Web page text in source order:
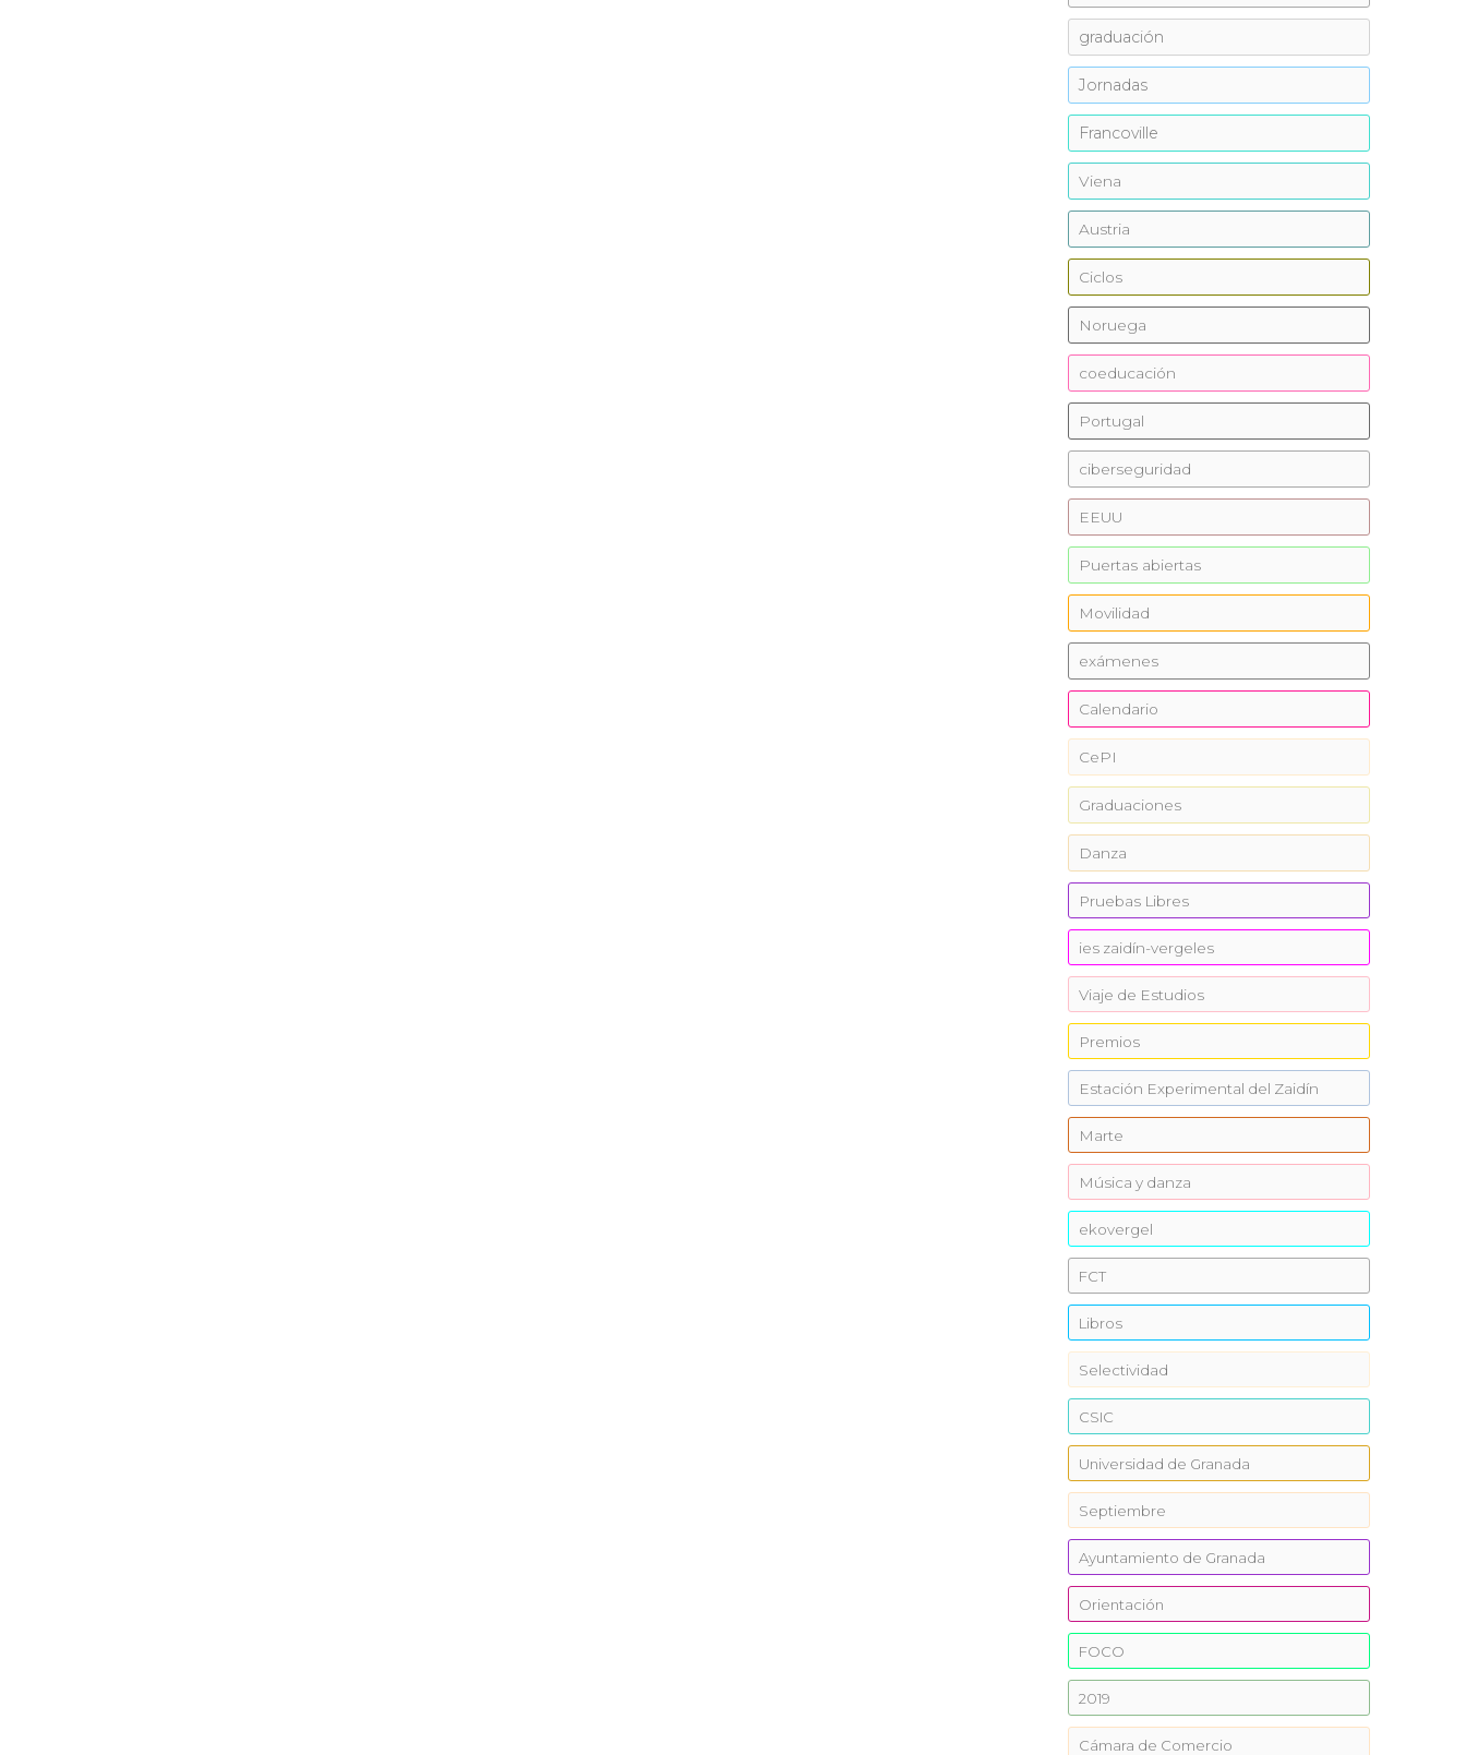
graduación
Jornadas
Francoville
Viena
Austria
Ciclos
Noruega
coeducación
Portugal
ciberseguridad
EEUU
Puertas abiertas
Movilidad
exámenes
Calendario
CePI
Graduaciones
Danza
Pruebas Libres
ies zaidín-vergeles
Viaje de Estudios
Premios
Estación Experimental del Zaidín
Marte
Música y danza
ekovergel
FCT
Libros
Selectividad
CSIC
Universidad de Granada
Septiembre
Ayuntamiento de Granada
Orientación
FOCO
2019
Cámara de Comercio